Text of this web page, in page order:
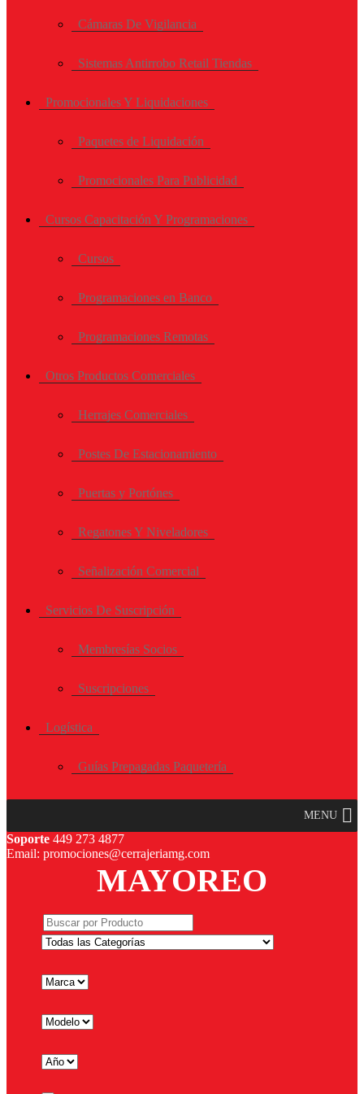
Cámaras De Vigilancia
Sistemas Antirrobo Retail Tiendas
Promocionales Y Liquidaciones
Paquetes de Liquidación
Promocionales Para Publicidad
Cursos Capacitación Y Programaciones
Cursos
Programaciones en Banco
Programaciones Remotas
Otros Productos Comerciales
Herrajes Comerciales
Postes De Estacionamiento
Puertas y Portónes
Regatones Y Niveladores
Señalización Comercial
Servicios De Suscripción
Membresías Socios
Suscripciones
Logística
Guías Prepagadas Paquetería
MENU
Soporte 449 273 4877
Email: promociones@cerrajeriamg.com
MAYOREO